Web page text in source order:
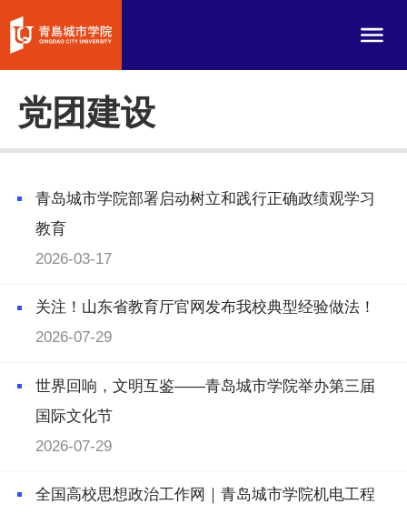
党团建设
青岛城市学院部署启动树立和践行正确政绩观学习
教育
2026-03-17
关注！山东省教育厅官网发布我校典型经验做法！
2026-07-29
世界回响，文明互鉴——青岛城市学院举办第三届
国际文化节
2026-07-29
全国高校思想政治工作网｜青岛城市学院机电工程